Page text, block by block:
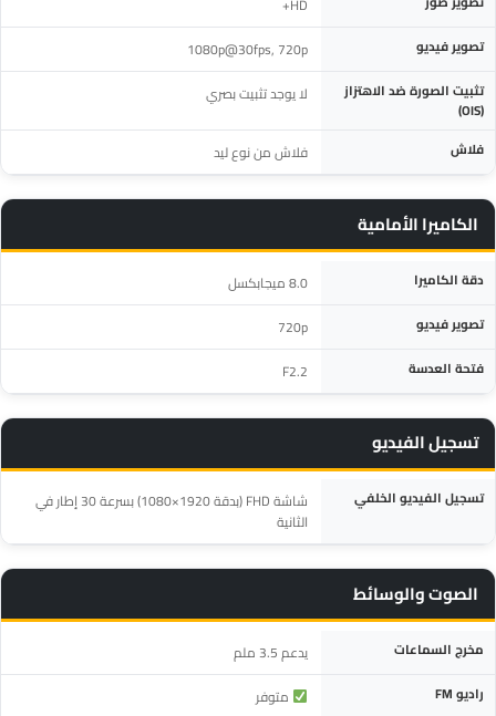
تصوير فيديو 1080p@30fps, 720p
تثبيت الصورة ضد الاهتزاز
(OIS)
لا يوجد تثبيت بصري
فلاش فلاش من نوع ليد
الكاميرا الأمامية
المواصفة التفاصيلدقة الكاميرا 8.0 ميجابكسل
تصوير فيديو 720p
فتحة العدسة F2.2‎
تسجيل الفيديو
المواصفةالتفاصيل
تسجيل الفيديو الخلفي
شاشة FHD (بدقة 1920×1080) بسرعة 30 إطار في
الثانية
الصوت والوسائط
المواصفة التفاصيل
مخرج السماعات يدعم 3.5 ملم
راديو FM متوفر